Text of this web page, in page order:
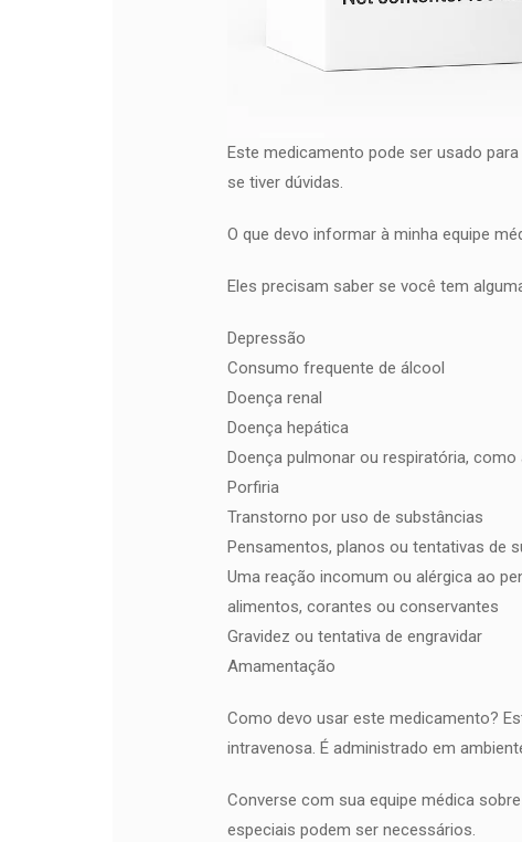
Este medicamento pode ser usado
se tiver dúvidas.
O que devo informar à minha equipe
Eles precisam saber se você tem
Depressão
Consumo frequente de álcool
Doença renal
Doença hepática
Doença pulmonar ou respiratória, como
Porfiria
Transtorno por uso de substâncias
Pensamentos, planos ou tentativas de
Uma reação incomum ou alérgica ao
alimentos, corantes ou conservantes
Gravidez ou tentativa de engravidar
Amamentação
Como devo usar este medicamento?
intravenosa. É administrado em
Converse com sua equipe médica
especiais podem ser necessários.